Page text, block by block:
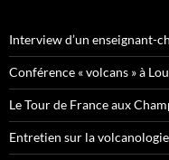
Interview d’un enseignant-
Conférence « volcans » à
Le Tour de France aux
Entretien sur la volcanologie